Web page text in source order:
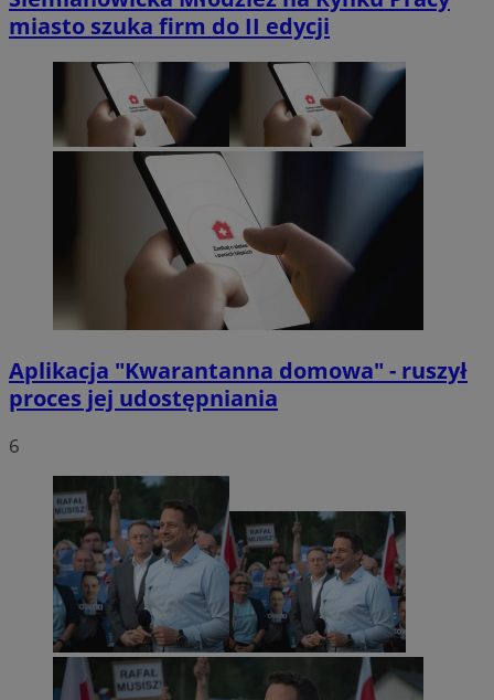
miasto szuka firm do II edycji
Aplikacja "Kwarantanna domowa" - ruszył
proces jej udostępniania
6